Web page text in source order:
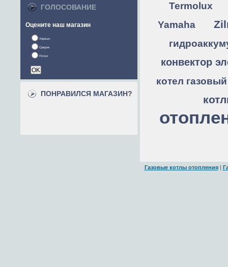
ГОЛОСОВАНИЕ
Оцените наш магазин
Хорошо
Средне
Плохо
ПОНРАВИЛСЯ МАГАЗИН?
Termolux
Yamaha
конвектор
котел газовый
Газовые котлы отопления|